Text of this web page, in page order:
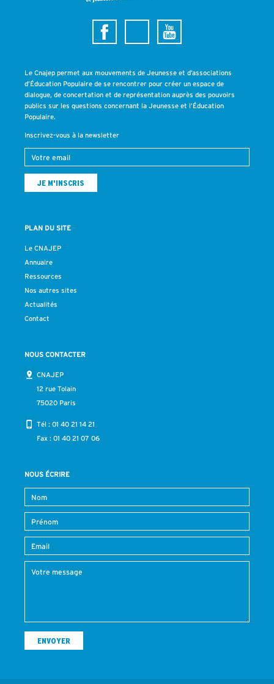
Le Cnajep permet aux mouvements de Jeunesse et d’associations
d’Éducation Populaire de se rencontrer pour créer un espace de
dialogue, de concertation et de représentation auprès des pouvoirs
publics sur les questions concernant la Jeunesse et l’Éducation
Populaire.
Inscrivez-vous à la newsletter
PLAN DU SITE
Le CNAJEP
Annuaire
Ressources
Nos autres sites
Actualités
Contact
NOUS CONTACTER
CNAJEP
12 rue Tolain
75020 Paris
Tél : 01 40 21 14 21
Fax : 01 40 21 07 06
NOUS ÉCRIRE